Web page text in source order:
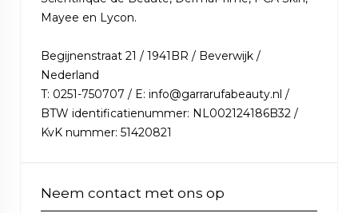
Mayee en Lycon.
Begijnenstraat 21 / 1941BR / Beverwijk /
Nederland
T: 0251-750707 / E: info@garrarufabeauty.nl /
BTW identificatienummer: NL002124186B32 /
KvK nummer: 51420821
Neem contact met ons op